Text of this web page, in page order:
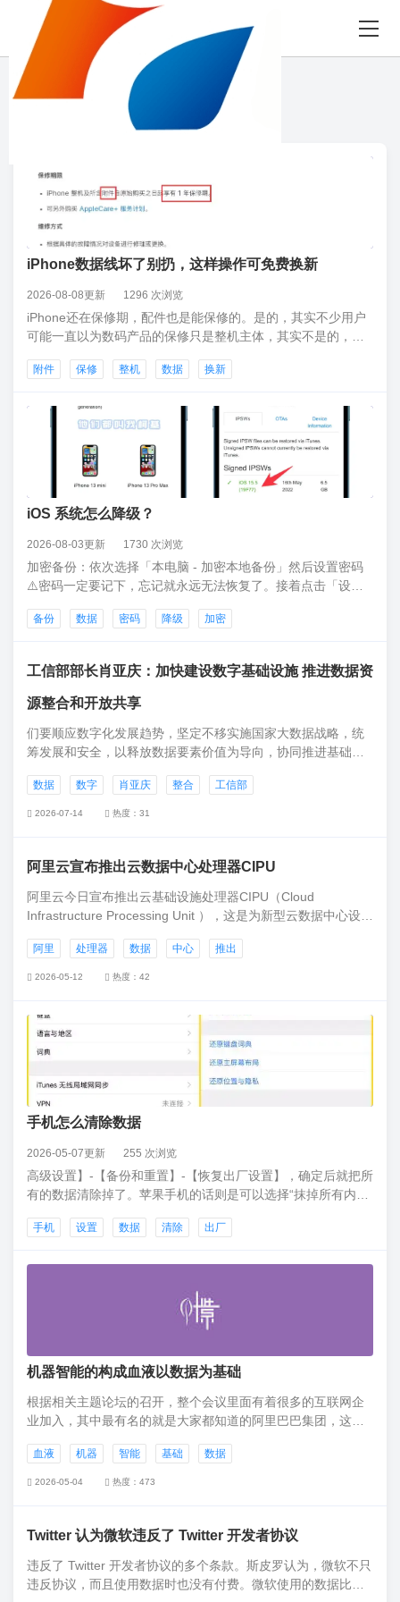
8月09日 星期日
“数据”相关 51 条
iPhone数据线坏了别扔，这样操作可免费换新
2026-08-08更新 1296 次浏览
iPhone还在保修期，配件也是能保修的。是的，其实不少用户
可能一直以为数码产品的保修只是整机主体，其实不是的，附
保修多久，一般附件就保修多久。像iPhone其实苹果官网就有
附件 保修 整机 数据 换新
iOS 系统怎么降级？
2026-08-03更新 1730 次浏览
加密备份：依次选择「本电脑 - 加密本地备份」然后设置密码
⚠️密码一定要记下，忘记就永远无法恢复了。接着点击「设定
份。正在备份中，时间较久耐心等待即可。备份完成后会显示
备份 数据 密码 降级 加密
工信部部长肖亚庆：加快建设数字基础设施 推进数据资
源整合和开放共享
们要顺应数字化发展趋势，坚定不移实施国家大数据战略，统
筹发展和安全，以释放数据要素价值为导向，协同推进基础设
业数字化，为制造强国、网络强国、数字中国提供有力支撑。
数据 数字 肖亚庆 整合 工信部
2026-07-14 热度：31
阿里云宣布推出云数据中心处理器CIPU
阿里云今日宣布推出云基础设施处理器CIPU（Cloud
Infrastructure Processing Unit ），这是为新型云数据中心设计
对计算资源进行云化加速，并可部署飞天操作系统对云资源进
行管控。
阿里 处理器 数据 中心 推出
2026-05-12 热度：42
手机怎么清除数据
2026-05-07更新 255 次浏览
高级设置】-【备份和重置】-【恢复出厂设置】，确定后就把所
有的数据清除掉了。苹果手机的话则是可以选择“抹掉所有内容
储器找到手机的【存储】管理项，格式化手机的内存储器。如
手机 设置 数据 清除 出厂
机器智能的构成血液以数据为基础
根据相关主题论坛的召开，整个会议里面有着很多的互联网企
业加入，其中最有名的就是大家都知道的阿里巴巴集团，这个
血液 机器 智能 基础 数据
2026-05-04 热度：473
Twitter 认为微软违反了 Twitter 开发者协议
违反了 Twitter 开发者协议的多个条款。斯皮罗认为，微软不只
违反协议，而且使用数据时也没有付费。微软使用的数据比预